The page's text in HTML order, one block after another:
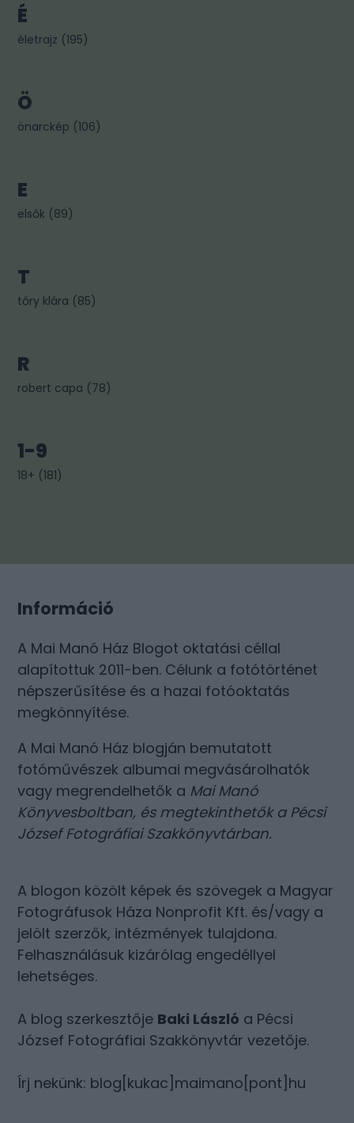
É
életrajz (195)
Ö
önarckép (106)
E
elsők (89)
T
tőry klára (85)
R
robert capa (78)
1-9
18+ (181)
Információ
A Mai Manó Ház Blogot oktatási céllal
alapítottuk 2011-ben. Célunk a fotótörténet
népszerűsítése és a hazai fotóoktatás
megkönnyítése.
A Mai Manó Ház blogján bemutatott
fotóművészek albumai megvásárolhatók
vagy megrendelhetők a Mai Manó
Könyvesboltban, és megtekinthetők a Pécsi
József Fotográfiai Szakkönyvtárban.
A blogon közölt képek és szövegek a Magyar
Fotográfusok Háza Nonprofit Kft. és/vagy a
jelölt szerzők, intézmények tulajdona.
Felhasználásuk kizárólag engedéllyel
lehetséges.
A blog szerkesztője Baki László a Pécsi
József Fotográfiai Szakkönyvtár vezetője.
Írj nekünk: blog[kukac]maimano[pont]hu